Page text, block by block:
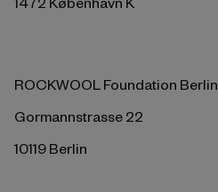
ROCKWOOL Foundation Berlin
Gormannstrasse 22
10119 Berlin